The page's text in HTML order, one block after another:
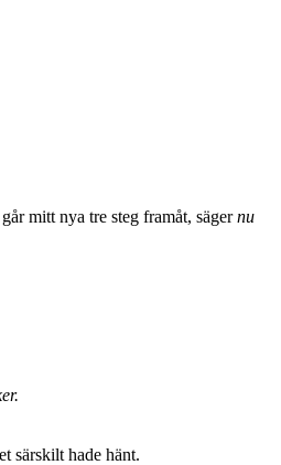
mitt nya tre steg framåt, sägernu
särskilt hade hänt.